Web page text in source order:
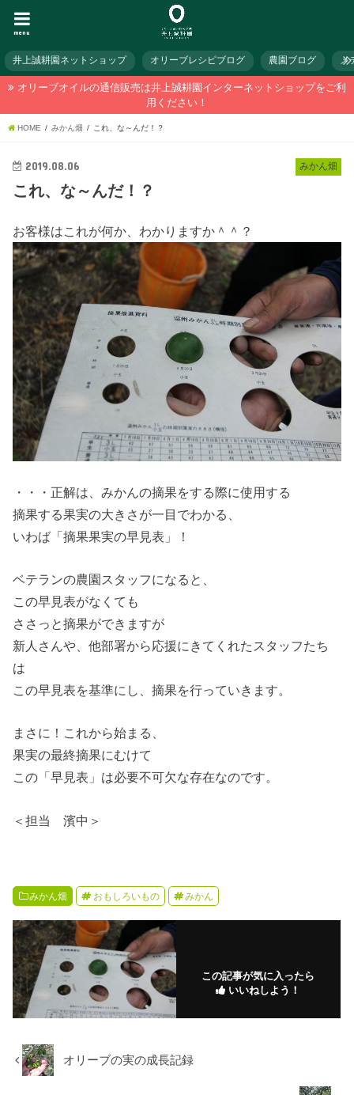
menu
井上誠耕園ネットショップ オリーブレシピブログ 農園ブログ メ
オリーブオイルの通信販売は井上誠耕園インターネットショップをご利
用ください！
HOME みかん畑 これ、な～んだ！？
みかん畑
2019.08.06
これ、な～んだ！？
お客様はこれが何か、わかりますか＾＾？
・・・正解は、みかんの摘果をする際に使用する
摘果する果実の大きさが一目でわかる、
いわば「摘果果実の早見表」！
ベテランの農園スタッフになると、
この早見表がなくても
ささっと摘果ができますが
新人さんや、他部署から応援にきてくれたスタッフたち
は
この早見表を基準にし、摘果を行っていきます。
まさに！これから始まる、
果実の最終摘果にむけて
この「早見表」は必要不可欠な存在なのです。
＜担当 濱中＞
みかん畑 おもしろいもの みかん
この記事が気に入ったら
いいねしよう！
オリーブの実の成長記録